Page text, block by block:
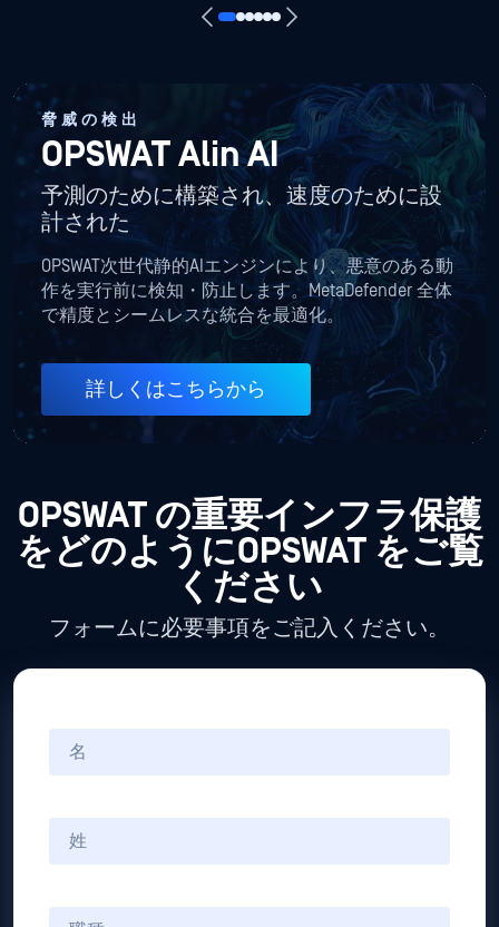
脅威の検出
OPSWAT Alin AI
予測のために構築され、速度のために設
計された
OPSWAT次世代静的AIエンジンにより、悪意のある動
作を実行前に検知・防止します。MetaDefender 全体
で精度とシームレスな統合を最適化。
詳しくはこちらから
OPSWAT の重要インフラ保護
をどのようにOPSWAT をご覧
ください
フォームに必要事項をご記入ください。